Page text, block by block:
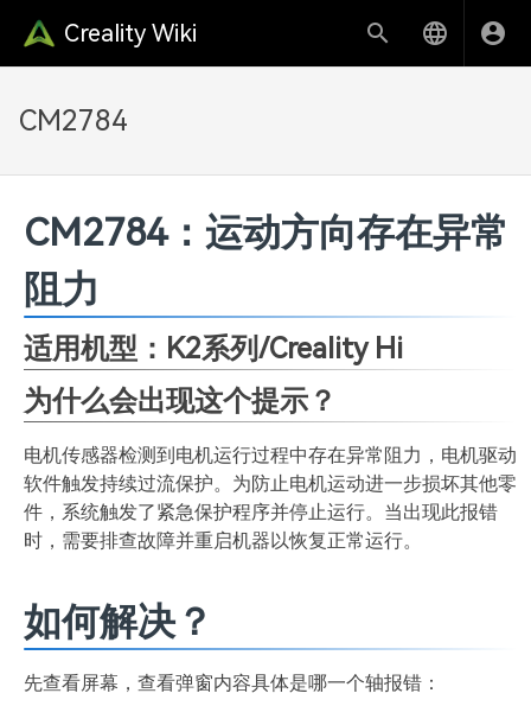
Creality Wiki
CM2784
CM2784：运动方向存在异常
阻力
适用机型：K2系列/Creality Hi
为什么会出现这个提示？
电机传感器检测到电机运行过程中存在异常阻力，电机驱动
软件触发持续过流保护。为防止电机运动进一步损坏其他零
件，系统触发了紧急保护程序并停止运行。当出现此报错
时，需要排查故障并重启机器以恢复正常运行。
如何解决？
先查看屏幕，查看弹窗内容具体是哪一个轴报错：